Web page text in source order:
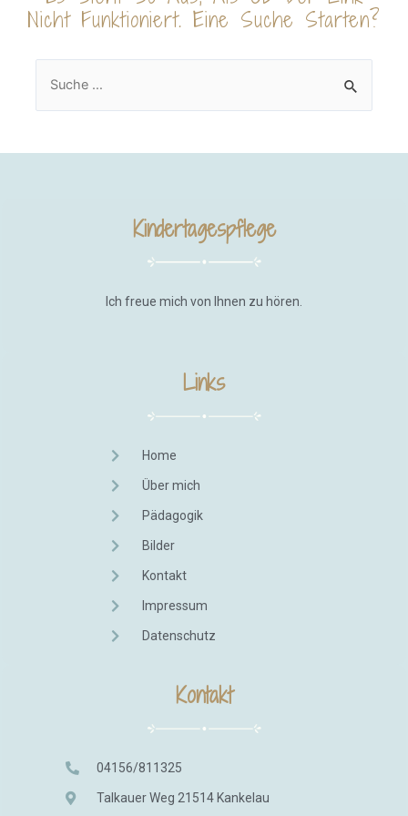
Nicht Funktioniert. Eine Suche Starten?
Kindertagespflege
Ich freue mich von Ihnen zu hören.
Links
Home
Über mich
Pädagogik
Bilder
Kontakt
Impressum
Datenschutz
Kontakt
04156/811325
Talkauer Weg 21514 Kankelau